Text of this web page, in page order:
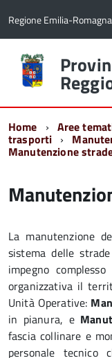
Regione Emilia-Romagna
Torna
alla
home
Home Aree
trasporti
Manutenzione
La manutenzione
sistema delle
impegno
organizzativa il
Unità Operative:
in pianura, e
fascia collinare e
personale